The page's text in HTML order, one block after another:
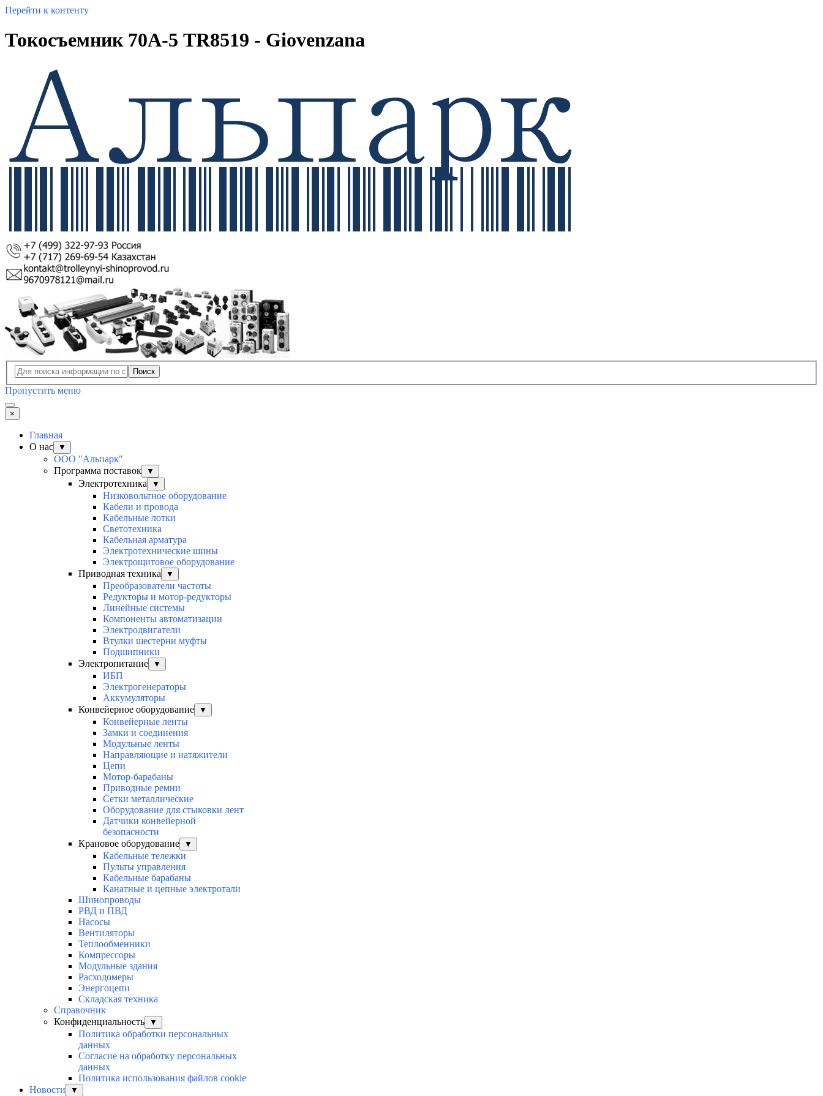
Перейти к контенту
Токосъемник 70А-5 TR8519 - Giovenzana
Поиск
Пропустить меню
×
Главная
О нас
▼
ООО "Альпарк"
Программа поставок
▼
Электротехника ▼
Низковольтное оборудование
Кабели и провода
Кабельные лотки
Светотехника
Кабельная арматура
Электротехнические шины
Электрощитовое оборудование
Приводная техника
▼
Преобразователи частоты
Редукторы и мотор-редукторы
Линейные системы
Компоненты автоматизации
Электродвигатели
Втулки шестерни муфты
Подшипники
Электропитание
▼
ИБП
Электрогенераторы
Аккумуляторы
Конвейерное оборудование
▼
Конвейерные ленты
Замки и соединения
Модульные ленты
Направляющие и натяжители
Цепи
Мотор-барабаны
Приводные ремни
Сетки металлические
Оборудование для стыковки лент
Датчики конвейерной
безопасности
Крановое оборудование
▼
Кабельные тележки
Пульты управления
Кабельные барабаны
Канатные и цепные электротали
Шинопроводы
РВД и ПВД
Насосы
Вентиляторы
Теплообменники
Компрессоры
Модульные здания
Расходомеры
Энергоцепи
Складская техника
Справочник
Конфиденциальность
▼
Политика обработки персональных
данных
Согласие на обработку персональных
данных
Политика использования файлов cookie
Новости
▼